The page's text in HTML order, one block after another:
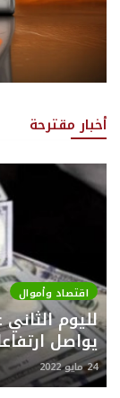
أخبار مقترحة
اقتصاد وأموال
لليوم
يواصل
24 مايو 2022